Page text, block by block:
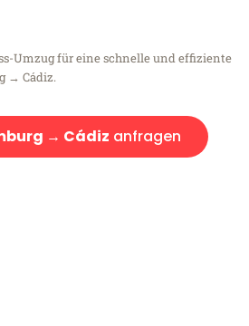
Umzug für eine schnelle und effiziente
→ Cádiz.
→ Cádiz anfragen